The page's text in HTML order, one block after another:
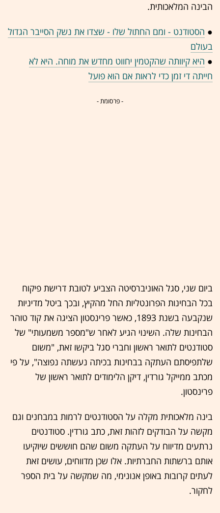
הבינה המלאכותית.
● הסטודנט - ומם החתול שלו - שצדו את נשק הסייבר הגדול
בעולם
● היא קיוותה שהקטמין יחווט מחדש את מוחה. היא לא
חייתה די זמן כדי לראות אם הוא פועל
- פרסומת -
ביום שני, סגל האוניברסיטה הצביע לטובת דרישת פיקוח
בכל הבחינות הפרונטליות החל מהקיץ, ובכך ביטל מדיניות
שנקבעה בשנת 1893, כאשר פרינסטון הציגה את קוד טוהר
הבחינות שלה. השינוי הגיע לאחר ש"מספר משמעותי" של
סטודנטים לתואר ראשון וחברי סגל ביקשו זאת, "משום
שלתפיסתם העתקה בבחינות בכיתה נעשתה נפוצה", על פי
מכתב ממייקל גורדין, דיקן הלימודים לתואר ראשון של
פרינסטון.
בינה מלאכותית מקלה על הסטודנטים לרמות במבחנים וגם
מקשה על הבודקים לזהות זאת, כתב גורדין. סטודנטים
נרתעים מדיווח על העתקה משום שהם חוששים שיוקיעו
אותם ברשתות החברתיות. אלו שכן מדווחים, עושים זאת
לעתים קרובות באופן אנונימי, מה שמקשה על בית הספר
לחקור.